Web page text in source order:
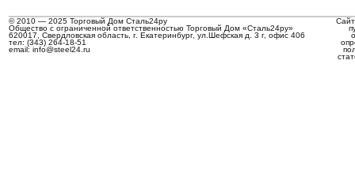
© 2010 — 2025 Торговый Дом Сталь24ру
Общество с ограниченной ответственностью Торговый Дом «Сталь24ру»
620017, Свердловская область, г. Екатеринбург, ул.Шефская д. 3 г, офис 406
тел: (343) 264-18-51
email: info@steel24.ru